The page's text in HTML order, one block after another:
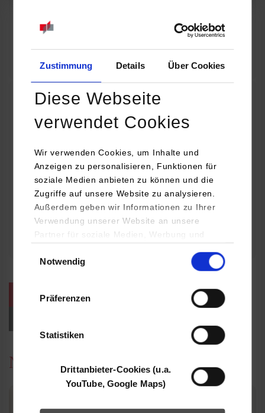
Zustimmung Details Über Cookies
Diese Webseite
verwendet Cookies
Wir verwenden Cookies, um Inhalte und
Anzeigen zu personalisieren, Funktionen für
soziale Medien anbieten zu können und die
Zugriffe auf unsere Website zu analysieren.
Außerdem geben wir Informationen zu Ihrer
Verwendung unserer Website an unsere
Partner für soziale Medien, Werbung und
YouTube, Google Maps) führen diese
Daten zusammen, die Sie ihnen bereitgestellt
haben oder die sie im Rahmen Ihrer Nutzung
Notwendig
Präferenzen
Statistiken
Drittanbieter-Cookies (u.a.
YouTube, Google Maps)
Online INDIS-Infoveranstaltung für Studierende
Zum Event
Technologietag: Clean Urban Transportation –
nachhaltige Mobilität im (sub)urbanen Umfeld
16.09.2026 - 17.09.2026
Im Mittelpunkt stehen elektrische Antriebe, moderne
Batterietechnologien und innovative Fahrzeugkonzepte für
nachhaltige Mobilität in Stadt und…
weitere Veranstaltungen / Termine
News